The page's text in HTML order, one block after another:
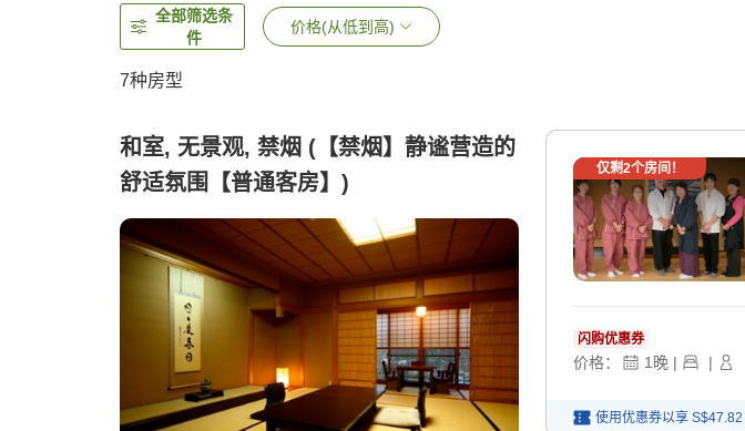
全部筛选条
件
价格(从低到高)
7种房型
和室, 无景观, 禁烟 (【禁烟】静谧营造的
舒适氛围【普通客房】)
仅剩2个房间！
闪购优惠券
价格： 1晚 | |
使用优惠券以享 S$47.82